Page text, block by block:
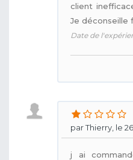
client
Je déconseille
Date de
par Thierry, le
j ai